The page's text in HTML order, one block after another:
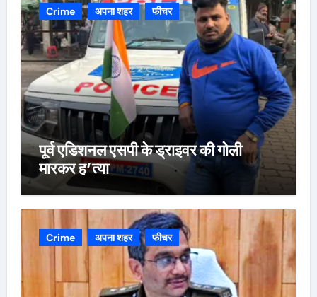
Crime अपना शहर फीचर
पूर्व एडिशनल एसपी के ड्राइवर की गोली
मारकर ह’त्या
Crime अपना शहर फीचर